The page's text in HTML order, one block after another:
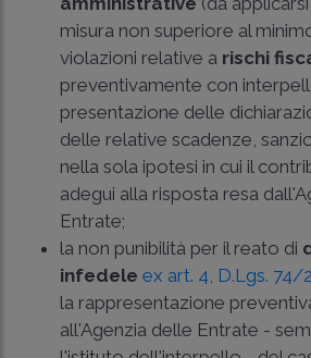
misura non superiore al
violazioni relative a rischi
preventivamente con
presentazione delle
delle relative scadenze,
nella sola ipotesi in cui il
adegui alla risposta resa
Entrate;
la non punibilità per il reato di
infedele ex art. 4, D.Lgs. 74/
la rappresentazione
all'Agenzia delle Entrate -